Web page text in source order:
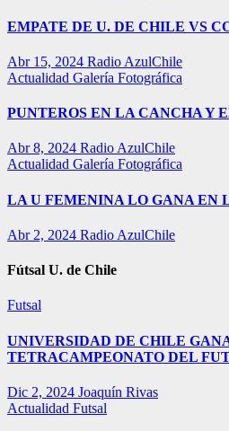
EMPATE DE U. DE CHILE VS
Abr 15, 2024 Radio AzulChile
Actualidad Galería Fotográfica
PUNTEROS EN LA CANCHA Y
Abr 8, 2024 Radio AzulChile
Actualidad Galería Fotográfica
LA U FEMENINA LO GANA EN
Abr 2, 2024 Radio AzulChile
Fútsal U. de Chile
Futsal
UNIVERSIDAD DE CHILE
TETRACAMPEONATO DEL
Dic 2, 2024 Joaquín Rivas
Actualidad Futsal